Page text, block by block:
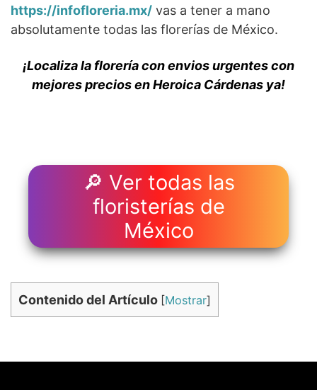
https://infofloreria.mx/ vas a tener a mano
absolutamente todas las florerías de México.
¡Localiza la florería con envios urgentes con
mejores precios en Heroica Cárdenas ya!
🔎 Ver todas las
floristerías de
México
Contenido del Artículo [Mostrar]